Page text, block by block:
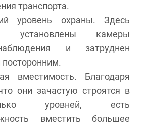
транспорта.
уровень охраны. Здесь
установлены камеры
и затруднен
посторонним.
вместимость. Благодаря
они зачастую строятся в
уровней, есть
вместить большее